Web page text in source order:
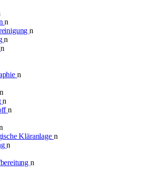
n
n
n
n
n
n
n
n
Kläranlage n
n
n